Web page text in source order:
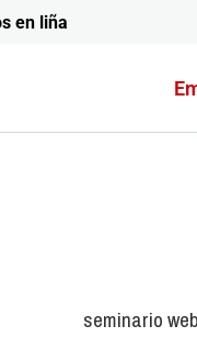
en liña